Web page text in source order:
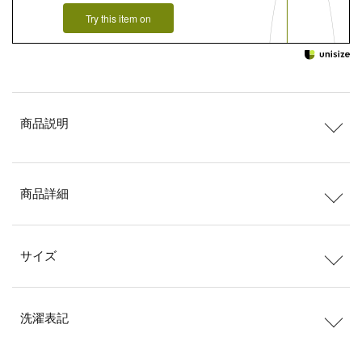
Try this item on
商品説明
商品詳細
サイズ
洗濯表記